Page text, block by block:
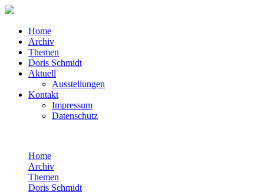
Home
Archiv
Themen
Doris Schmidt
Aktuell
Ausstellungen
Kontakt
Impressum
Datenschutz
Home
Archiv
Themen
Doris Schmidt